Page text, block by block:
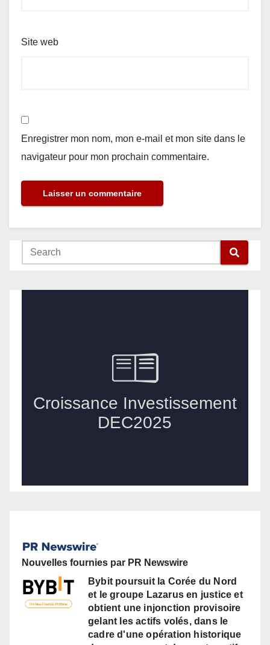
Site web
Enregistrer mon nom, mon e-mail et mon site dans le
navigateur pour mon prochain commentaire.
Nouvelles fournies par PR Newswire
Bybit poursuit la Corée du Nord
et le groupe Lazarus en justice et
obtient une injonction provisoire
gelant les actifs volés, dans le
cadre d'une opération historique